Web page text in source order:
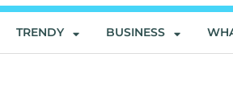
TRENDY BUSINESS